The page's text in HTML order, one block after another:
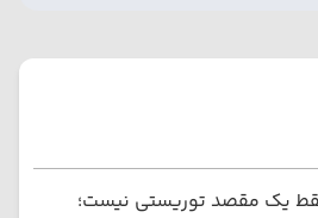
یک مقصد توریستی نیست؛